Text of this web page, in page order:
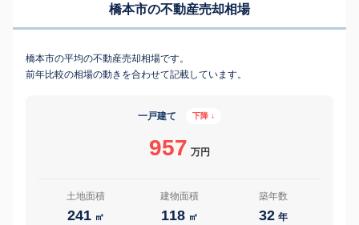
橋本市の不動産売却相場
橋本市の平均の不動産売却相場です。
前年比較の相場の動きを合わせて記載しています。
一戸建て 下降 ↓
957 万円
土地面積
241 ㎡
建物面積
118 ㎡
築年数
32 年